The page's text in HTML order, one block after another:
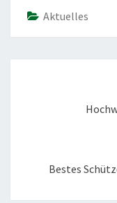
Aktuelles
Bestes